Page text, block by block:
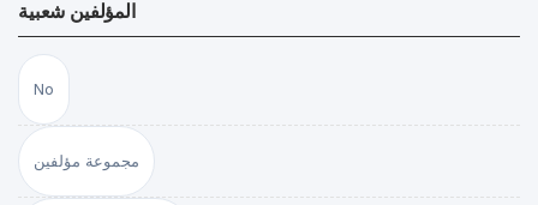
المؤلفين شعبية
No
مجموعة مؤلفين